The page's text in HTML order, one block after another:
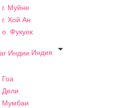
г. Муйне
г. Хой Ан
о. Фукуок
Индия

Гоа
Дели
Мумбаи